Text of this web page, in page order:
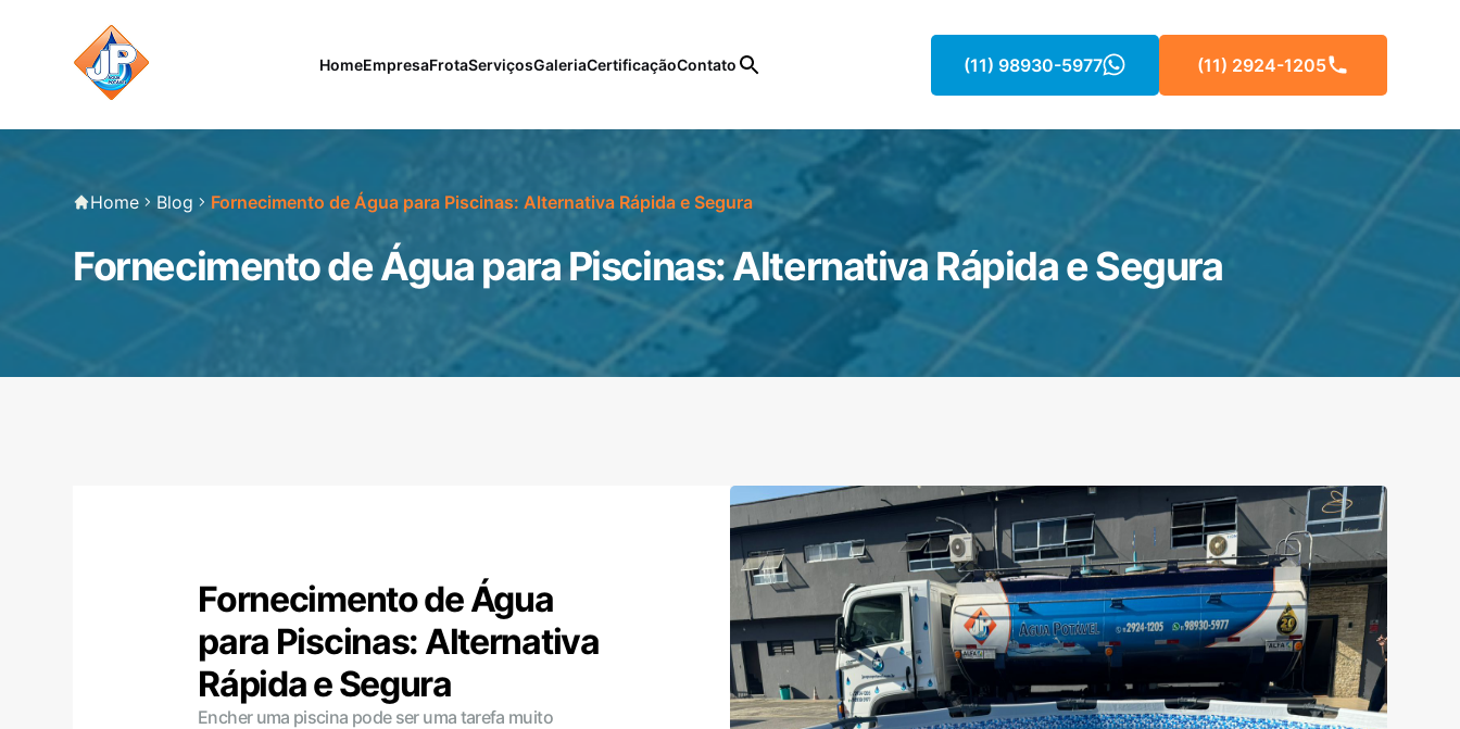
HomeEmpresaFrotaServiçosGaleriaCertificaçãoContato (11) 98930-5977 (11) 2924-1205
Home Blog Fornecimento de Água para Piscinas: Alternativa Rápida e Segura
Fornecimento de Água para Piscinas: Alternativa Rápida e Segura
Fornecimento de Água
para Piscinas: Alternativa
Rápida e Segura
Encher uma piscina pode ser uma tarefa muito